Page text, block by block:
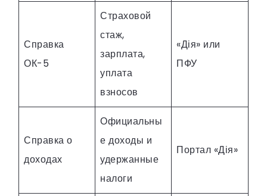
Справка
ОК-5
Страховой
стаж,
зарплата,
уплата
взносов
«Дія» или
ПФУ
Справка о
доходах
Официальны
е доходы и
удержанные
налоги
Портал «Дія»